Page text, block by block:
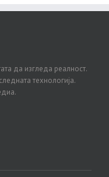
да изгледа реалност.
технологија.